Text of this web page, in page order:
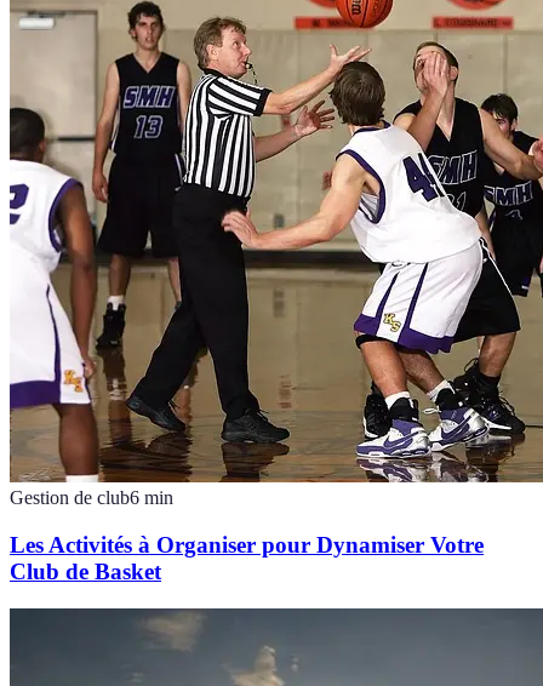
Gestion de club6 min
Les Activités à Organiser pour Dynamiser Votre
Club de Basket